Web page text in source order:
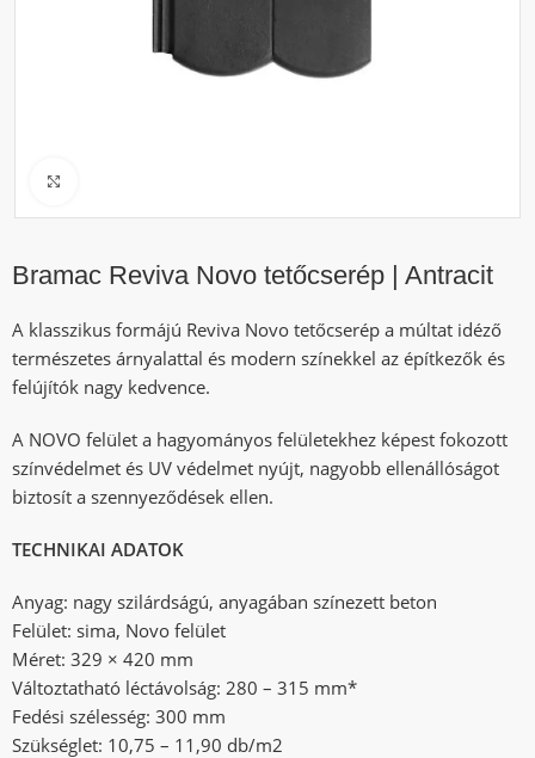
Bramac Reviva Novo tetőcserép | Antracit
A klasszikus formájú Reviva Novo tetőcserép a múltat idéző
természetes árnyalattal és modern színekkel az építkezők és
felújítók nagy kedvence.
A NOVO felület a hagyományos felületekhez képest fokozott
színvédelmet és UV védelmet nyújt, nagyobb ellenállóságot
biztosít a szennyeződések ellen.
TECHNIKAI ADATOK
Anyag: nagy szilárdságú, anyagában színezett beton
Felület: sima, Novo felület
Méret: 329 × 420 mm
Változtatható léctávolság: 280 – 315 mm*
Fedési szélesség: 300 mm
Szükséglet: 10,75 – 11,90 db/m2